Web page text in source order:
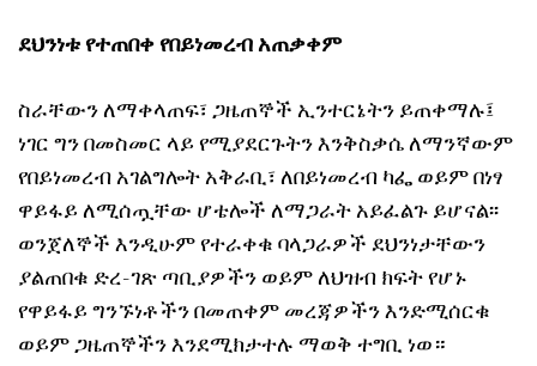
ደህንነቱ የተጠበቀ የበይነመረብ አጠቃቀም
ስራቸውን ለማቀላጠፍ፣ ጋዜጠኞች ኢንተርኔትን ይጠቀማሉ፤
ነገር ግን በመስመር ላይ የሚያደርጉትን እንቅስቃሴ ለማንኛውም
የበይነመረብ አገልግሎት አቅራቢ፣ ለበይነመረብ ካፌ ወይም በነፃ
ዋይፋይ ለሚሰጧቸው ሆቴሎች ለማጋራት አይፈልጉ ይሆናል፡፡
ወንጀለኞች እንዲሁም የተራቀቁ ባላጋራዎች ደህንነታቸውን
ያልጠበቁ ድረ-ገጽ ጣቢያዎችን ወይም ለህዝብ ክፍት የሆኑ
የዋይፋይ ግንኙነቶችን በመጠቀም መረጃዎችን እንድሚሰርቁ
ወይም ጋዜጠኞችን እንደሚክታተሉ ማወቅ ተግቢ ነወ።